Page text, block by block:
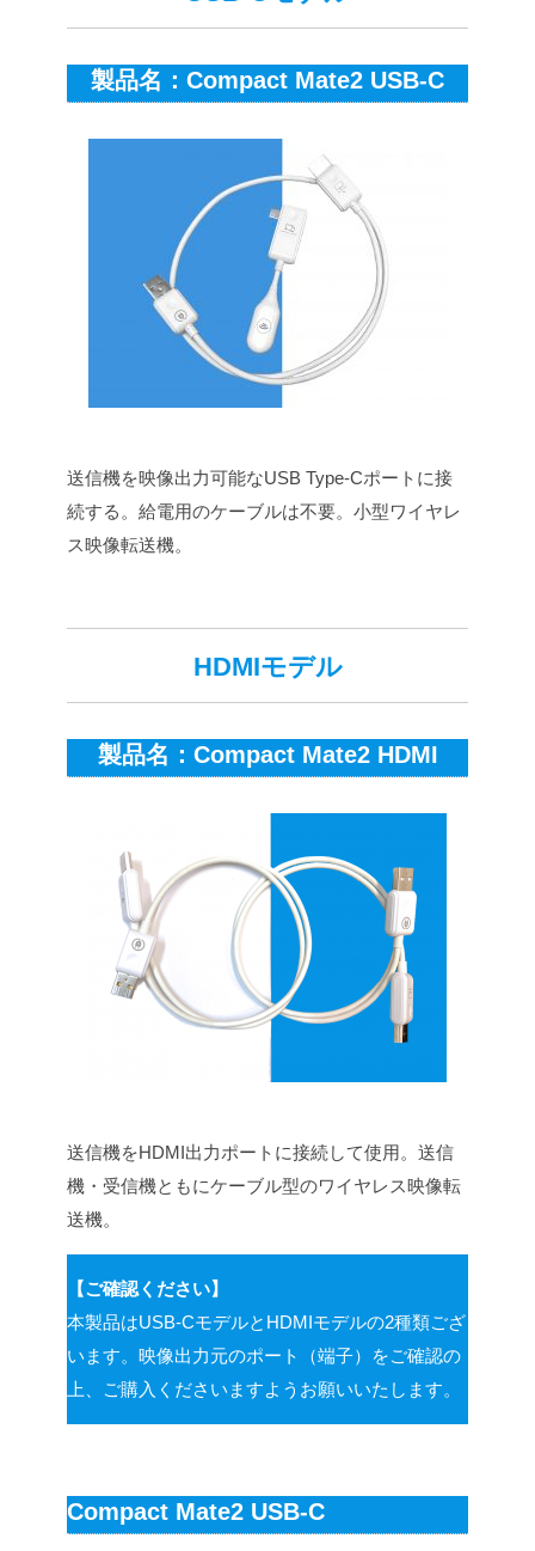
製品名：Compact Mate2 USB-C
送信機を映像出力可能なUSB Type-Cポートに接
続する。給電用のケーブルは不要。小型ワイヤレ
ス映像転送機。
HDMIモデル
製品名：Compact Mate2 HDMI
送信機をHDMI出力ポートに接続して使用。送信
機・受信機ともにケーブル型のワイヤレス映像転
送機。
【ご確認ください】
本製品はUSB-CモデルとHDMIモデルの2種類ござ
います。映像出力元のポート（端子）をご確認の
上、ご購入くださいますようお願いいたします。
Compact Mate2 USB-C